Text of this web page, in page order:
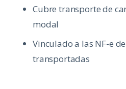
Cubre transporte de
modal
Vinculado a las NF-e
transportadas